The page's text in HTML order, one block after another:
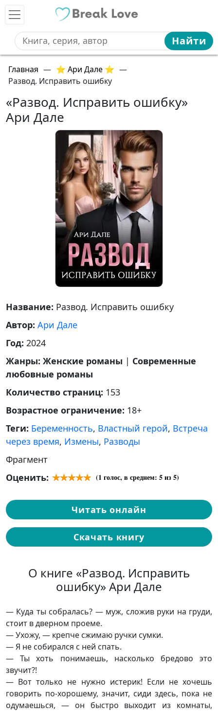
Найти
Главная — ⭐ Ари Дале ⭐ —
Развод. Исправить ошибку
«Развод. Исправить ошибку»
Ари Дале
Название: Развод. Исправить ошибку
Автор: Ари Дале
Год: 2024
Жанры: Женские романы | Современные
любовные романы
Количество страниц: 153
Возрастное ограничение: 18+
Теги: Беременность, Властный герой, Встреча
через время, Измены, Разводы
Фрагмент
Оценить:
(1 голос, в среднем: 5из 5)
Читать онлайн
Скачать книгу
О книге «Развод. Исправить
ошибку» Ари Дале
— Куда ты собралась? — муж, сложив руки на груди,
стоит в дверном проеме.
— Ухожу, — крепче сжимаю ручки сумки.
— Я не собирался с ней спать.
— Ты хоть понимаешь, насколько бредово это
звучит?!
— Вот только не нужно истерик! Если не хочешь
говорить по-хорошему, значит, сиди здесь, пока не
одумаешься, — он быстро выходит из комнаты,